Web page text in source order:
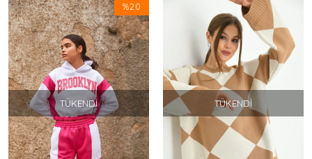
TÜKENDI
%20
TÜKENDI